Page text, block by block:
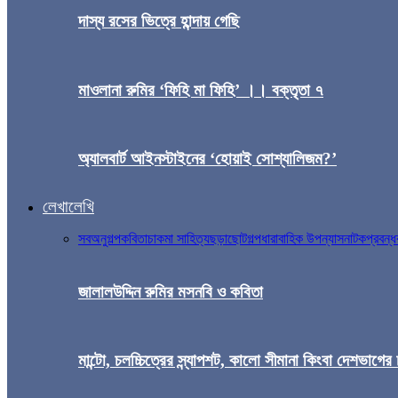
দাস্য রসের ভিত্রে হান্দায় গেছি
মাওলানা রুমির ‘ফিহি মা ফিহি’ ।। বক্তৃতা ৭
অ্যালবার্ট আইনস্টাইনের ‘হোয়াই সোশ্যালিজম?’
লেখালেখি
সবঅনুগল্পকবিতাচাকমা সাহিত্যছড়াছোটগল্পধারাবাহিক উপন্যাসনাটকপ্রবন্ধ
জালালউদ্দিন রুমির মসনবি ও কবিতা
মান্টো, চলচ্চিত্রের স্ন্যাপশট, কালো সীমানা কিংবা দেশভাগের